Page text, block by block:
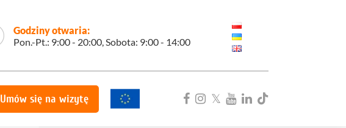
Godziny otwaria:
Pon.-Pt.: 9:00 - 20:00, Sobota: 9:00 - 14:00
Umów się na wizytę